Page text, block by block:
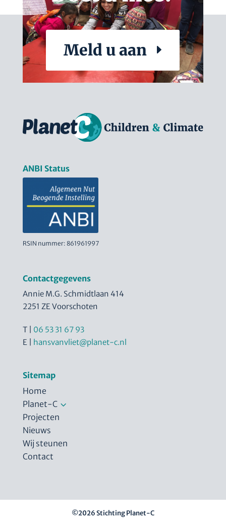
Meld u aan
ANBI Status
RSIN nummer: 861961997
Contactgegevens
Annie M.G. Schmidtlaan 414
2251 ZE Voorschoten
T | 06 53 31 67 93
E |
hansvanvliet@planet-c.nl
Sitemap
Home
Planet-C3
Projecten
Nieuws
Wij steunen
Contact
©2026 Stichting Planet-C